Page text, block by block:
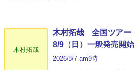
木村拓哉
木村拓哉 全国ツアー
8/9（日）一般発売開始
2026/8/7 am9時